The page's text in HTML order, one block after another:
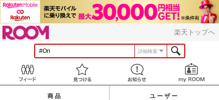
楽天トップへ
詳細検索
見つける お知らせ
商品 ユーザー